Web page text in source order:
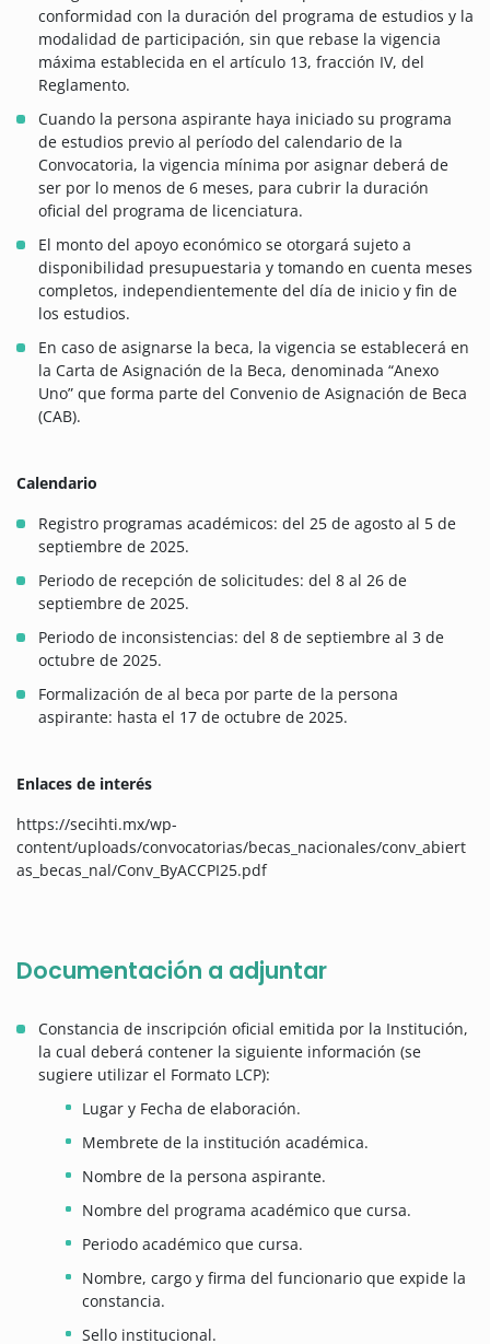
conformidad con la duración del programa de estudios y la
modalidad de participación, sin que rebase la vigencia
máxima establecida en el artículo 13, fracción IV, del
Reglamento.
Cuando la persona aspirante haya iniciado su programa
de estudios previo al período del calendario de la
Convocatoria, la vigencia mínima por asignar deberá de
ser por lo menos de 6 meses, para cubrir la duración
oficial del programa de licenciatura.
El monto del apoyo económico se otorgará sujeto a
disponibilidad presupuestaria y tomando en cuenta meses
completos, independientemente del día de inicio y fin de
los estudios.
En caso de asignarse la beca, la vigencia se establecerá en
la Carta de Asignación de la Beca, denominada “Anexo
Uno” que forma parte del Convenio de Asignación de Beca
(CAB).
Calendario
Registro programas académicos: del 25 de agosto al 5 de
septiembre de 2025.
Periodo de recepción de solicitudes: del 8 al 26 de
septiembre de 2025.
Periodo de inconsistencias: del 8 de septiembre al 3 de
octubre de 2025.
Formalización de al beca por parte de la persona
aspirante: hasta el 17 de octubre de 2025.
Enlaces de interés
https://secihti.mx/wp-
content/uploads/convocatorias/becas_nacionales/conv_abiert
as_becas_nal/Conv_ByACCPI25.pdf
Documentación a adjuntar
Constancia de inscripción oficial emitida por la Institución,
la cual deberá contener la siguiente información (se
sugiere utilizar el Formato LCP):
Lugar y Fecha de elaboración.
Membrete de la institución académica.
Nombre de la persona aspirante.
Nombre del programa académico que cursa.
Periodo académico que cursa.
Nombre, cargo y firma del funcionario que expide la
constancia.
Sello institucional.